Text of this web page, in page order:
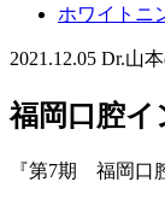
ホワイトニ
2021.12.05 Dr.山
福岡口腔
『第7期 福岡口